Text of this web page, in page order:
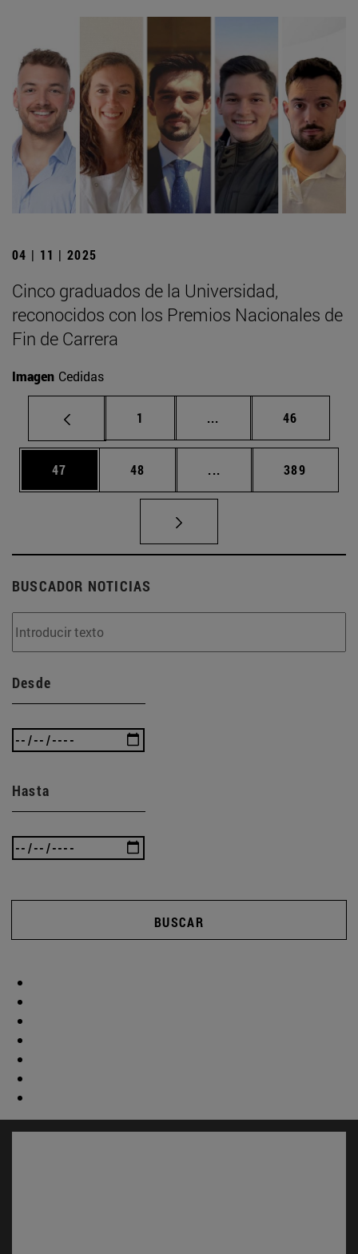
04 | 11 | 2025
Cinco graduados de la Universidad,
reconocidos con los Premios Nacionales de
Fin de Carrera
Imagen Cedidas
Página
1 ... Páginas intermedias
Página
46
Página
47 Página
48 ... Páginas intermedias
Página
389
BUSCADOR NOTICIAS
Desde
Hasta
BUSCAR